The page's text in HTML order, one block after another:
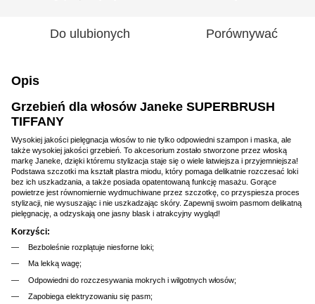
Do ulubionych Porównywać
Opis
Grzebień dla włosów Janeke SUPERBRUSH
TIFFANY
Wysokiej jakości pielęgnacja włosów to nie tylko odpowiedni szampon i maska, ale
także wysokiej jakości grzebień. To akcesorium zostało stworzone przez włoską
markę Janeke, dzięki któremu stylizacja staje się o wiele łatwiejsza i przyjemniejsza!
Podstawa szczotki ma kształt plastra miodu, który pomaga delikatnie rozczesać loki
bez ich uszkadzania, a także posiada opatentowaną funkcję masażu. Gorące
powietrze jest równomiernie wydmuchiwane przez szczotkę, co przyspiesza proces
stylizacji, nie wysuszając i nie uszkadzając skóry. Zapewnij swoim pasmom delikatną
pielęgnację, a odzyskają one jasny blask i atrakcyjny wygląd!
Korzyści:
Bezboleśnie rozplątuje niesforne loki;
Ma lekką wagę;
Odpowiedni do rozczesywania mokrych i wilgotnych włosów;
Zapobiega elektryzowaniu się pasm;